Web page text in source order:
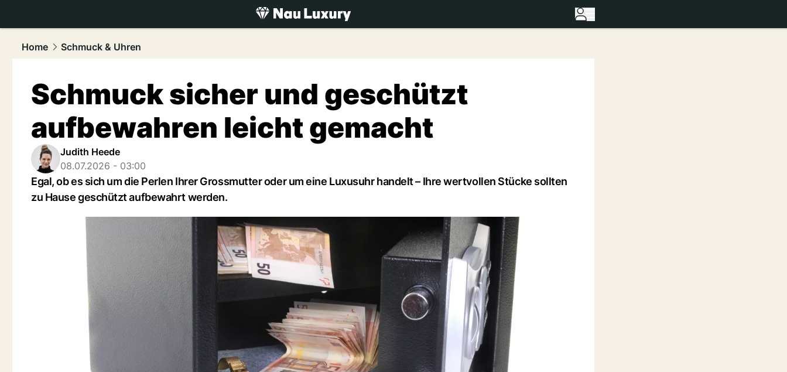
luxury.NAU.ch
Home
Schmuck & Uhren
Schmuck sicher und geschützt
aufbewahren leicht gemacht
Judith Heede
08.07.2026 - 03:00
Egal, ob es sich um die Perlen Ihrer Grossmutter oder um eine Luxusuhr handelt – Ihre wertvollen Stücke sollten
zu Hause geschützt aufbewahrt werden.